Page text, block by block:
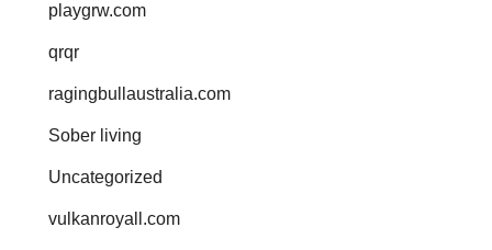
playgrw.com
qrqr
ragingbullaustralia.com
Sober living
Uncategorized
vulkanroyall.com